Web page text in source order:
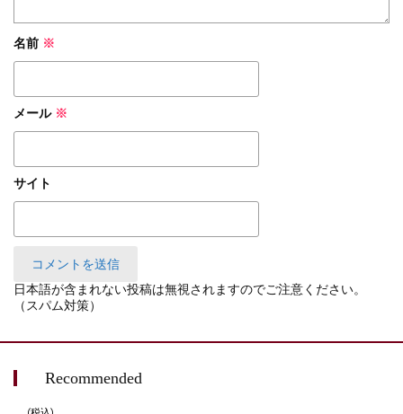
名前 ※
メール ※
サイト
日本語が含まれない投稿は無視されますのでご注意ください。
（スパム対策）
Recommended